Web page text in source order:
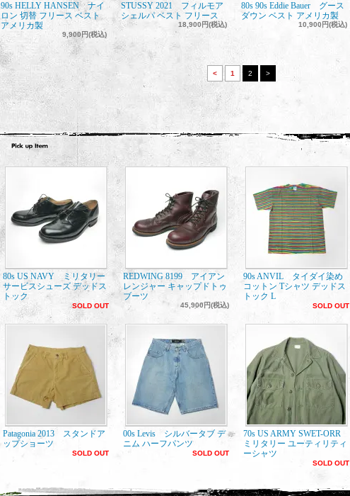
90s HELLY HANSEN ナイ
ロン 切替 フリース ベスト
アメリカ製
9,900円(税込)
STUSSY 2021 フィルモア
シェルパ ベスト フリース
18,900円(税込)
80s 90s Eddie Bauer グース
ダウン ベスト アメリカ製
10,900円(税込)
< 1 2 >
80s US NAVY ミリタリー
サービスシューズ デッドス
トック
SOLD OUT
REDWING 8199 アイアン
レンジャー キャップドトゥ
ブーツ
45,900円(税込)
90s ANVIL タイダイ染め
コットン Tシャツ デッドス
トック L
SOLD OUT
Patagonia 2013 スタンドア
ップショーツ
SOLD OUT
00s Levis シルバータブ デ
ニム ハーフパンツ
SOLD OUT
70s US ARMY SWET-ORR
ミリタリー ユーティリティ
ーシャツ
SOLD OUT